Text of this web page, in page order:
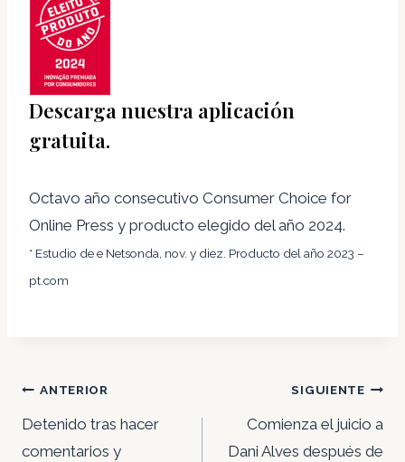
Descarga nuestra aplicación
gratuita.
Octavo año consecutivo Consumer Choice for
Online Press y producto elegido del año 2024.
* Estudio de e Netsonda, nov. y diez. Producto del año 2023 –
pt.com
Navegación
de
entradas
ANTERIOR
Detenido tras hacer
comentarios y
SIGUIENTE
Comienza el juicio a
Dani Alves después de